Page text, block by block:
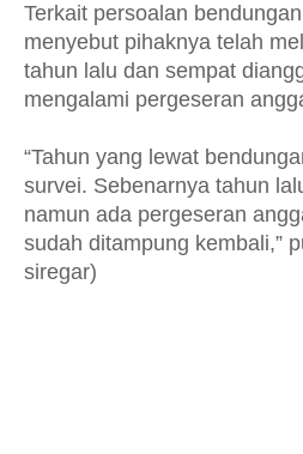
Terkait persoalan
menyebut pihaknya telah
tahun lalu dan sempat
mengalami pergeseran
“Tahun yang lewat
survei. Sebenarnya tahun
namun ada pergeseran
sudah ditampung kembali,”
siregar)